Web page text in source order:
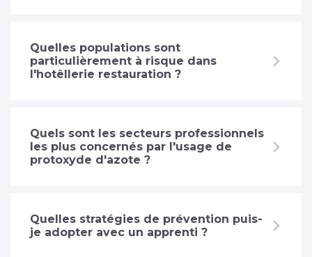
Quelles populations sont
particulièrement à risque dans
l'hotêllerie restauration ?
Quels sont les secteurs professionnels
les plus concernés par l'usage de
protoxyde d'azote ?
Quelles stratégies de prévention puis-
je adopter avec un apprenti ?